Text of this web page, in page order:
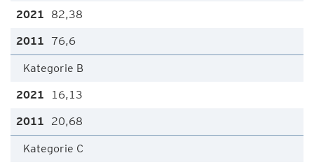
82,38
76,6
Kategorie B
16,13
20,68
Kategorie C